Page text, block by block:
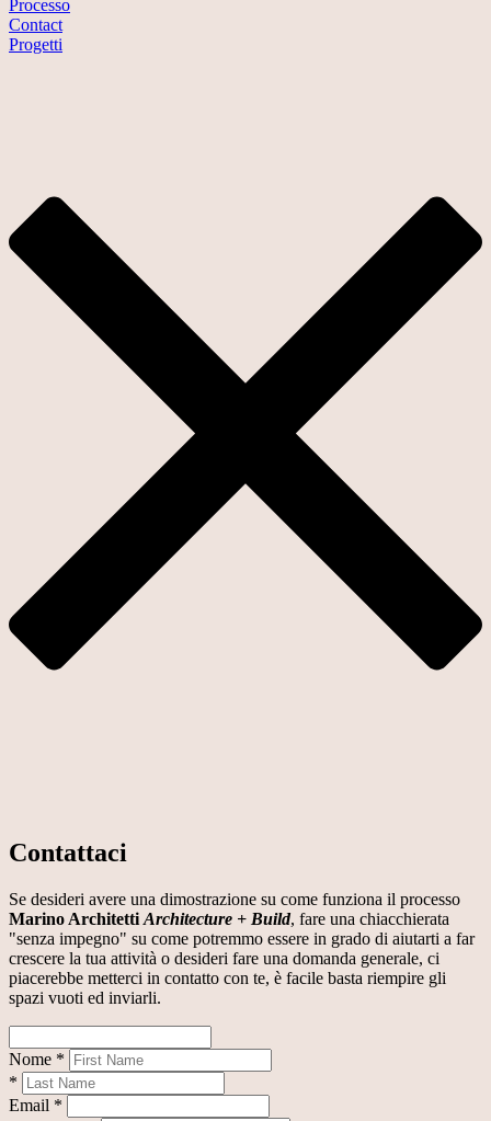
Processo
Contact
Progetti
Contattaci
Se desideri avere una dimostrazione su come funziona il processo
Marino Architetti Architecture + Build, fare una chiacchierata
"senza impegno" su come potremmo essere in grado di aiutarti a far
crescere la tua attività o desideri fare una domanda generale, ci
piacerebbe metterci in contatto con te, è facile basta riempire gli
spazi vuoti ed inviarli.
Nome *
*
Email *